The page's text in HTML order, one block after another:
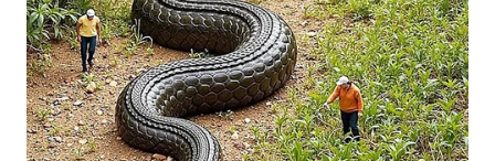
WAHANANEWS
ID
WAHANANEWS
CO ID